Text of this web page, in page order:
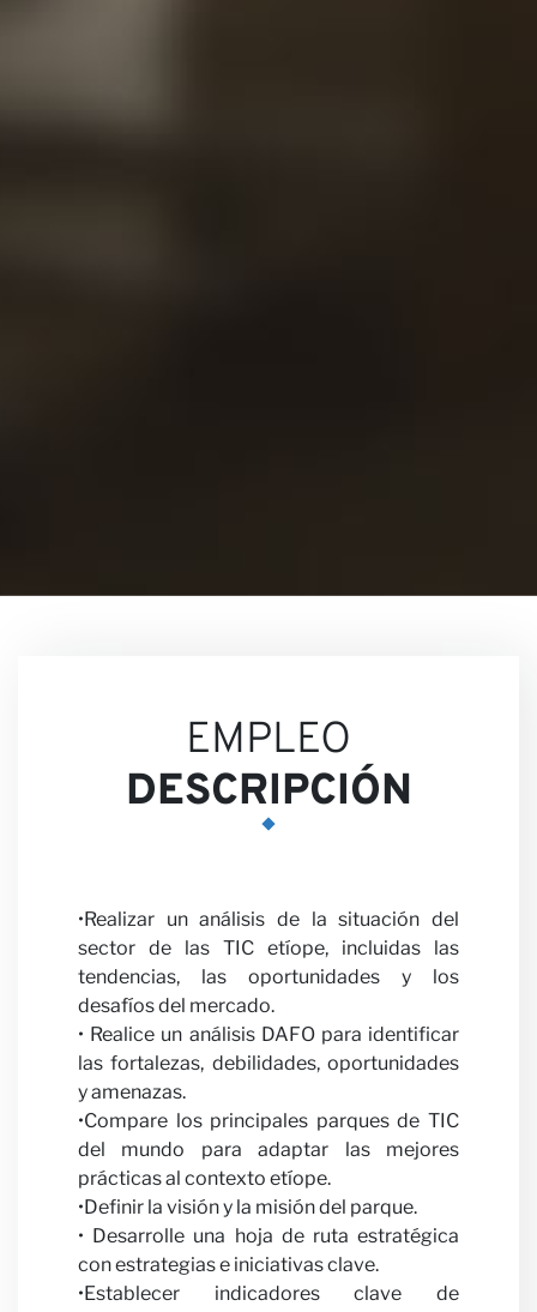
EMPLEO
DESCRIPCIÓN
•Realizar un análisis de la situación del
sector de las TIC etíope, incluidas las
tendencias, las oportunidades y los
desafíos del mercado.
• Realice un análisis DAFO para identificar
las fortalezas, debilidades, oportunidades
y amenazas.
•Compare los principales parques de TIC
del mundo para adaptar las mejores
prácticas al contexto etíope.
•Definir la visión y la misión del parque.
• Desarrolle una hoja de ruta estratégica
con estrategias e iniciativas clave.
•Establecer indicadores clave de